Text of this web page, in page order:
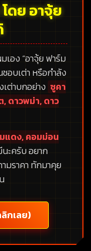
ดย อาจุ้ย
เอง “อาจุ้ย ฟาร์ม
อบเต่า หรือกำลัง
ต่าบกอย่าง ซูคา
, ดาวพม่า, ดาว
แดง, คอมม่อน
ะครับ อยาก
มราคา ทักมาคุย
กเลย)